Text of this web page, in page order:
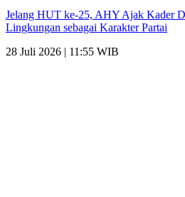
Jelang HUT ke-25, AHY Ajak Kader
Lingkungan sebagai Karakter Partai
28 Juli 2026 | 11:55 WIB